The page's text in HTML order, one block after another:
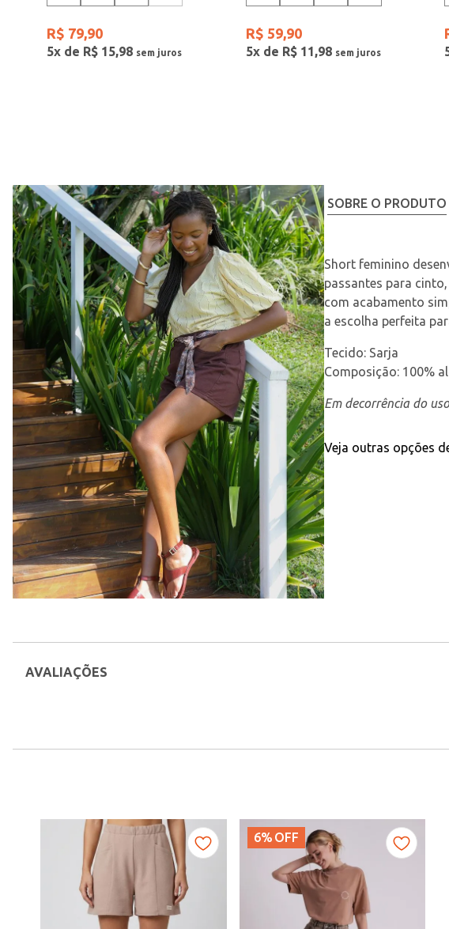
R$ 79,90
5x de R$ 15,98
R$ 59,90
5x de R$ 11,98
SOBRE O PRODUTO
Short feminino
passantes para
com acabamento
a escolha perfeita
Tecido: Sarja
Composição: 100%
Em decorrência do
Veja outras opções
AVALIAÇÕES
6% OFF